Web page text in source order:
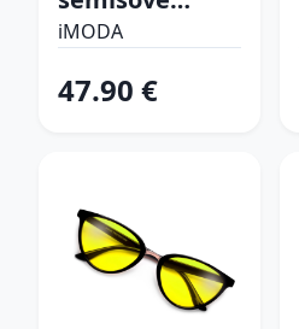
vysoké čižmy
iMODA
47.90 €